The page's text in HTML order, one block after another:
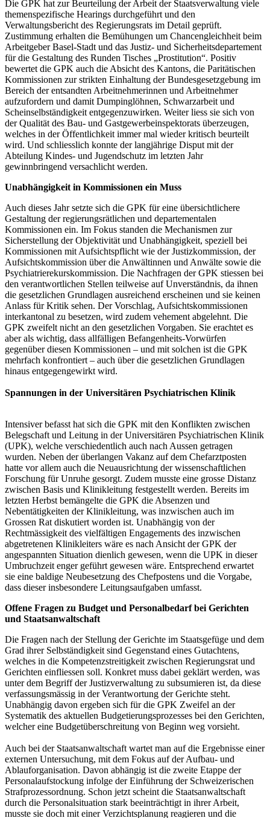
Die GPK hat zur Beurteilung der Arbeit der Staatsverwaltung viele
themenspezifische Hearings durchgeführt und den
Verwaltungsbericht des Regierungsrats im Detail geprüft.
Zustimmung erhalten die Bemühungen um Chancengleichheit beim
Arbeitgeber Basel-Stadt und das Justiz- und Sicherheitsdepartement
für die Gestaltung des Runden Tisches „Prostitution“. Positiv
bewertet die GPK auch die Absicht des Kantons, die Paritätischen
Kommissionen zur strikten Einhaltung der Bundesgesetzgebung im
Bereich der entsandten Arbeitnehmerinnen und Arbeitnehmer
aufzufordern und damit Dumpinglöhnen, Schwarzarbeit und
Scheinselbständigkeit entgegenzuwirken. Weiter liess sie sich von
der Qualität des Bau- und Gastgewerbeinspektorats überzeugen,
welches in der Öffentlichkeit immer mal wieder kritisch beurteilt
wird. Und schliesslich konnte der langjährige Disput mit der
Abteilung Kindes- und Jugendschutz im letzten Jahr
gewinnbringend versachlicht werden.
Unabhängigkeit in Kommissionen ein Muss
Auch dieses Jahr setzte sich die GPK für eine übersichtlichere
Gestaltung der regierungsrätlichen und departementalen
Kommissionen ein. Im Fokus standen die Mechanismen zur
Sicherstellung der Objektivität und Unabhängigkeit, speziell bei
Kommissionen mit Aufsichtspflicht wie der Justizkommission, der
Aufsichtskommission über die Anwältinnen und Anwälte sowie die
Psychiatrierekurskommission. Die Nachfragen der GPK stiessen bei
den verantwortlichen Stellen teilweise auf Unverständnis, da ihnen
die gesetzlichen Grundlagen ausreichend erscheinen und sie keinen
Anlass für Kritik sehen. Der Vorschlag, Aufsichtskommissionen
interkantonal zu besetzen, wird zudem vehement abgelehnt. Die
GPK zweifelt nicht an den gesetzlichen Vorgaben. Sie erachtet es
aber als wichtig, dass allfälligen Befangenheits-Vorwürfen
gegenüber diesen Kommissionen – und mit solchen ist die GPK
mehrfach konfrontiert – auch über die gesetzlichen Grundlagen
hinaus entgegengewirkt wird.
Spannungen in der Universitären Psychiatrischen Klinik
Intensiver befasst hat sich die GPK mit den Konflikten zwischen
Belegschaft und Leitung in der Universitären Psychiatrischen Klinik
(UPK), welche verschiedentlich auch nach Aussen getragen
wurden. Neben der überlangen Vakanz auf dem Chefarztposten
hatte vor allem auch die Neuausrichtung der wissenschaftlichen
Forschung für Unruhe gesorgt. Zudem musste eine grosse Distanz
zwischen Basis und Klinikleitung festgestellt werden. Bereits im
letzten Herbst bemängelte die GPK die Absenzen und
Nebentätigkeiten der Klinikleitung, was inzwischen auch im
Grossen Rat diskutiert worden ist. Unabhängig von der
Rechtmässigkeit des vielfältigen Engagements des inzwischen
abgetretenen Klinikleiters wäre es nach Ansicht der GPK der
angespannten Situation dienlich gewesen, wenn die UPK in dieser
Umbruchzeit enger geführt gewesen wäre. Entsprechend erwartet
sie eine baldige Neubesetzung des Chefpostens und die Vorgabe,
dass dieser insbesondere Leitungsaufgaben umfasst.
Offene Fragen zu Budget und Personalbedarf bei Gerichten
und Staatsanwaltschaft
Die Fragen nach der Stellung der Gerichte im Staatsgefüge und dem
Grad ihrer Selbständigkeit sind Gegenstand eines Gutachtens,
welches in die Kompetenzstreitigkeit zwischen Regierungsrat und
Gerichten einfliessen soll. Konkret muss dabei geklärt werden, was
unter dem Begriff der Justizverwaltung zu subsumieren ist, da diese
verfassungsmässig in der Verantwortung der Gerichte steht.
Unabhängig davon ergeben sich für die GPK Zweifel an der
Systematik des aktuellen Budgetierungsprozesses bei den Gerichten,
welcher eine Budgetüberschreitung von Beginn weg vorsieht.
Auch bei der Staatsanwaltschaft wartet man auf die Ergebnisse einer
externen Untersuchung, mit dem Fokus auf der Aufbau- und
Ablauforganisation. Davon abhängig ist die zweite Etappe der
Personalaufstockung infolge der Einführung der Schweizerischen
Strafprozessordnung. Schon jetzt scheint die Staatsanwaltschaft
durch die Personalsituation stark beeinträchtigt in ihrer Arbeit,
musste sie doch mit einer Verzichtsplanung reagieren und die